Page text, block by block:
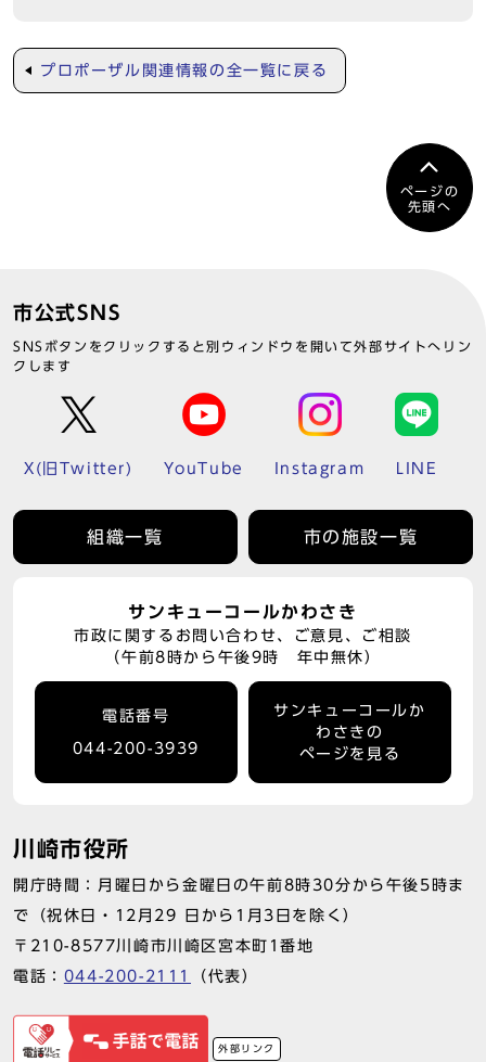
プロポーザル関連情報の全一覧に戻る
ページの
先頭へ
市公式SNS
SNSボタンをクリックすると別ウィンドウを開いて外部サイトへリン
クします
X(旧Twitter) YouTube Instagram LINE
組織一覧 市の施設一覧
サンキューコールかわさき
市政に関するお問い合わせ、ご意見、ご相談
（午前8時から午後9時 年中無休）
電話番号
044-200-3939
サンキューコールか
わさきの
ページを見る
川崎市役所
開庁時間：月曜日から金曜日の午前8時30分から午後5時ま
で（祝休日・12月29 日から1月3日を除く）
〒210-8577川崎市川崎区宮本町1番地
電話： 044-200-2111 （代表）
外部リンク